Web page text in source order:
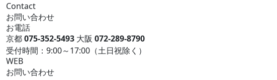
Contact
お問い合わせ
お電話
京都075-352-5493 大阪 072-289-8790
受付時間：9:00～17:00（土日祝除く）
WEB
お問い合わせ